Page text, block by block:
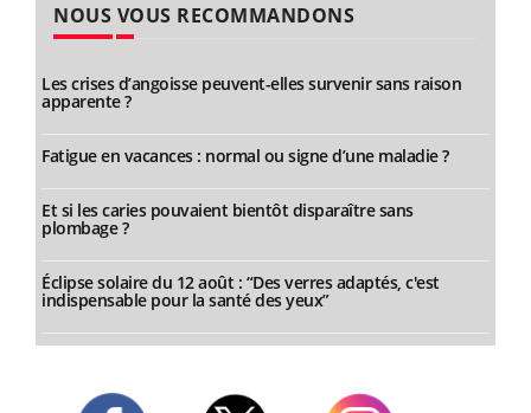
NOUS VOUS RECOMMANDONS
Les crises d’angoisse peuvent-elles survenir sans raison
apparente ?
Fatigue en vacances : normal ou signe d’une maladie ?
Et si les caries pouvaient bientôt disparaître sans
plombage ?
Éclipse solaire du 12 août : “Des verres adaptés, c'est
indispensable pour la santé des yeux”